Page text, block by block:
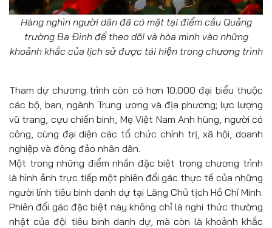
Hàng nghìn người dân đã có mặt tại điểm cầu Quảng
trường Ba Đình để theo dõi và hòa mình vào những
khoảnh khắc của lịch sử được tái hiện trong chương trình
Tham dự chương trình còn có hơn 10.000 đại biểu thuộc
các bộ, ban, ngành Trung ương và địa phương; lực lượng
vũ trang, cựu chiến binh, Mẹ Việt Nam Anh hùng, người có
công, cùng đại diện các tổ chức chính trị, xã hội, doanh
nghiệp và đông đảo nhân dân.
Một trong những điểm nhấn đặc biệt trong chương trình
là hình ảnh trực tiếp một phiên đổi gác thực tế của những
người lính tiêu binh danh dự tại Lăng Chủ tịch Hồ Chí Minh.
Phiên đổi gác đặc biệt này không chỉ là nghi thức thường
nhật của đội tiêu binh danh dự, mà còn là khoảnh khắc